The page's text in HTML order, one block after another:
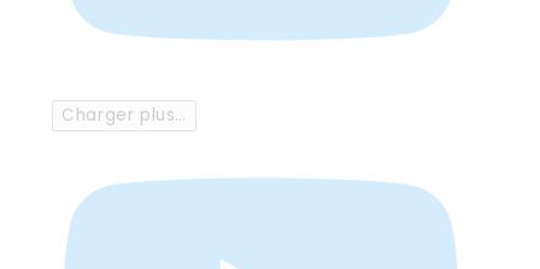
Charger plus…